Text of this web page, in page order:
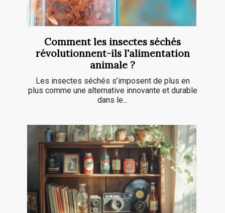
Comment les insectes séchés
révolutionnent-ils l'alimentation
animale ?
Les insectes séchés s’imposent de plus en
plus comme une alternative innovante et durable
dans le...